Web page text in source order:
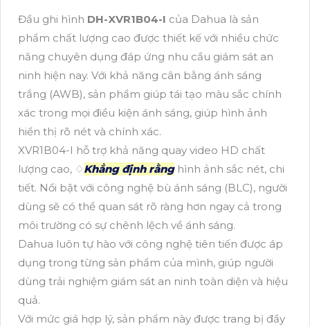
Đầu ghi hình DH-XVR1B04-I của Dahua là sản
phẩm chất lượng cao được thiết kế với nhiều chức
năng chuyên dụng đáp ứng nhu cầu giám sát an
ninh hiện nay. Với khả năng cân bằng ánh sáng
trắng (AWB), sản phẩm giúp tái tạo màu sắc chính
xác trong mọi điều kiện ánh sáng, giúp hình ảnh
hiển thị rõ nét và chính xác.
XVR1B04-I hỗ trợ khả năng quay video HD chất
lượng cao, ♢Khẳng định rằnghình ảnh sắc nét, chi
tiết. Nổi bật với công nghệ bù ánh sáng (BLC), người
dùng sẽ có thể quan sát rõ ràng hơn ngay cả trong
môi trường có sự chênh lệch về ánh sáng.
Dahua luôn tự hào với công nghệ tiên tiến được áp
dụng trong từng sản phẩm của mình, giúp người
dùng trải nghiệm giám sát an ninh toàn diện và hiệu
quả.
Với mức giá hợp lý, sản phẩm này được trang bị đầy